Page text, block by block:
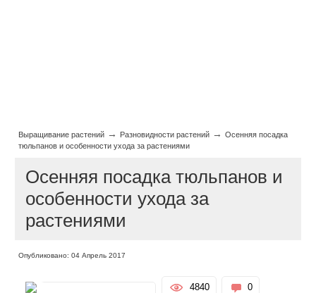
Выращивание растений → Разновидности растений →Осенняя посадка
тюльпанов и особенности ухода за растениями
Осенняя посадка тюльпанов и
особенности ухода за
растениями
Опубликовано: 04 Апрель 2017
4840 0